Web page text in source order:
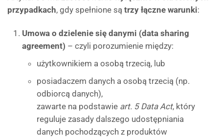
przypadkach, gdy spełnione są trzy łączne warunki:
Umowa o dzielenie się danymi (data sharing
agreement) – czyli porozumienie między:
użytkownikiem a osobą trzecią, lub
posiadaczem danych a osobą trzecią (np.
odbiorcą danych),
zawarte na podstawie art. 5 Data Act, który
reguluje zasady dalszego udostępniania
danych pochodzących z produktów